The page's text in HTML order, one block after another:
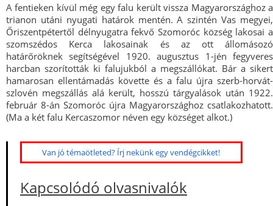
A fentieken kívül még egy falu került vissza Magyarországhoz a
trianon utáni nyugati határok mentén. A szintén Vas megyei,
Őriszentpétertől délnyugatra fekvő Szomoróc község lakosai a
szomszédos Kerca lakosainak és az ott állomásozó
határőröknek segítségével 1920. augusztus 1-jén fegyveres
harcban szorították ki falujukból a megszállókat. Bár a sikert
hamarosan ellentámadás követte és a falu újra szerb-horvát-
szlovén megszállás alá került, hosszú tárgyalások után 1922.
február 8-án Szomoróc újra Magyarországhoz csatlakozhatott.
(Ma a két falu Kercaszomor néven egy községet alkot.)
Van jó témaötleted? Írj nekünk egy vendégcikket!
Kapcsolódó olvasnivalók